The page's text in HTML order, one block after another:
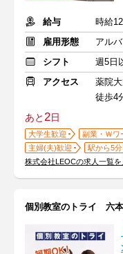
給与
時給
雇用形態
アル
シフト
週5日
アクセス
薬院
徒歩4
あと2日
大学生歓迎 副業・Ｗワ
主婦(夫)歓迎
駅から5
株式会社LEOCの求人一覧を
個別教室のトライ 六